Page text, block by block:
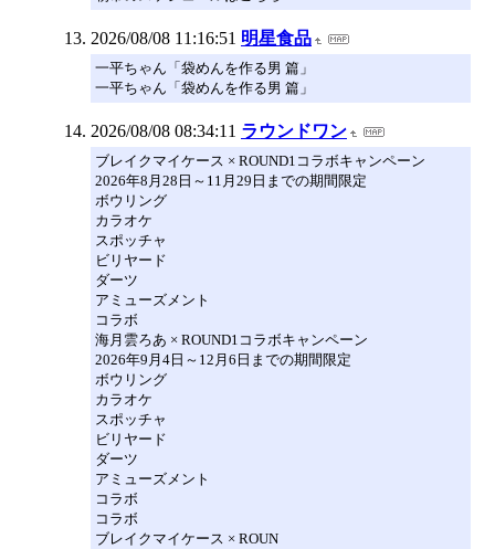
2026/08/08 11:16:51 明星食品
一平ちゃん「袋めんを作る男 篇」
一平ちゃん「袋めんを作る男 篇」
2026/08/08 08:34:11 ラウンドワン
ブレイクマイケース × ROUND1コラボキャンペーン
2026年8月28日～11月29日までの期間限定
ボウリング
カラオケ
スポッチャ
ビリヤード
ダーツ
アミューズメント
コラボ
海月雲ろあ × ROUND1コラボキャンペーン
2026年9月4日～12月6日までの期間限定
ボウリング
カラオケ
スポッチャ
ビリヤード
ダーツ
アミューズメント
コラボ
コラボ
ブレイクマイケース × ROUN